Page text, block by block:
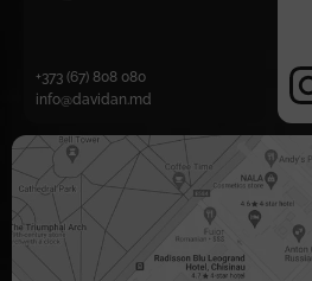
+373 (67) 808 080
info@davidan.md